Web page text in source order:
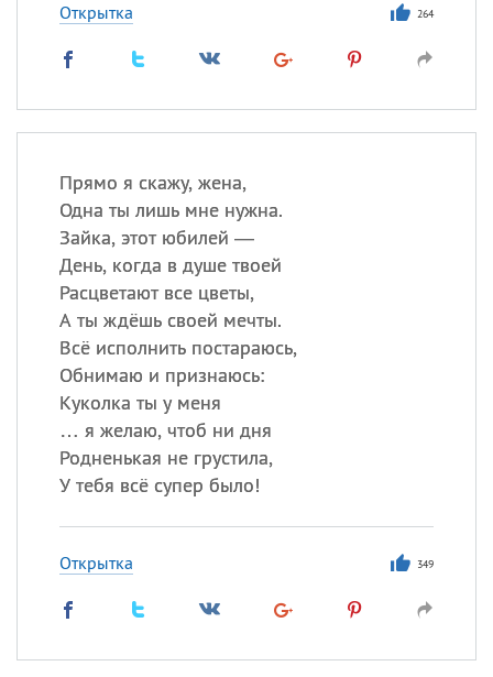
Открытка 264
Прямо я скажу, жена,
Одна ты лишь мне нужна.
Зайка, этот юбилей —
День, когда в душе твоей
Расцветают все цветы,
А ты ждёшь своей мечты.
Всё исполнить постараюсь,
Обнимаю и признаюсь:
Куколка ты у меня
… я желаю, чтоб ни дня
Родненькая не грустила,
У тебя всё супер было!
Открытка 349